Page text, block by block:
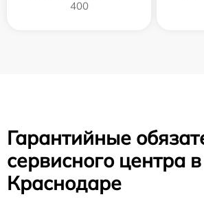
400
Гарантийные
сервисного центра в
Краснодаре